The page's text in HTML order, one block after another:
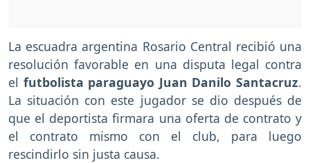
La escuadra argentina Rosario Central recibió una
resolución favorable en una disputa legal contra
el futbolista paraguayo Juan Danilo Santacruz.
La situación con este jugador se dio después de
que el deportista firmara una oferta de contrato y
el contrato mismo con el club, para luego
rescindirlo sin justa causa.